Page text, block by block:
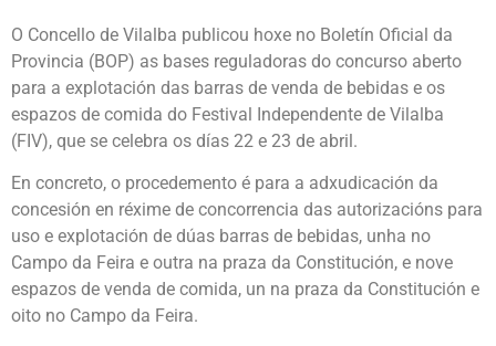
O Concello de Vilalba publicou hoxe no Boletín Oficial da
Provincia (BOP) as bases reguladoras do concurso aberto
para a explotación das barras de venda de bebidas e os
espazos de comida do Festival Independente de Vilalba
(FIV), que se celebra os días 22 e 23 de abril.
En concreto, o procedemento é para a adxudicación da
concesión en réxime de concorrencia das autorizacións para
uso e explotación de dúas barras de bebidas, unha no
Campo da Feira e outra na praza da Constitución, e nove
espazos de venda de comida, un na praza da Constitución e
oito no Campo da Feira.